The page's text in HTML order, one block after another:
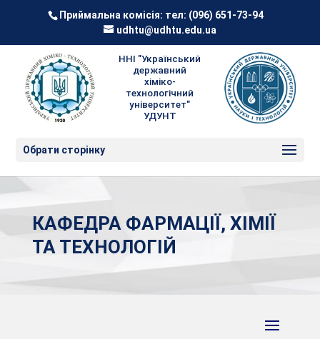
Приймальна комісія: тел: (096) 651-73-94
udhtu@udhtu.edu.ua
ННІ "Український
державний
хіміко-
технологічний
університет"
УДУНТ
Обрати сторінку
КАФЕДРА ФАРМАЦІЇ, ХІМІЇ
ТА ТЕХНОЛОГІЙ